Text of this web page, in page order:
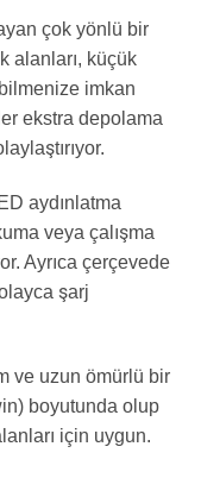
çok yönlü bir
alanları, küçük
imkan
ekstra depolama
aydınlatma
veya çalışma
Ayrıca çerçevede
şarj
ve uzun ömürlü bir
boyutunda olup
için uygun.